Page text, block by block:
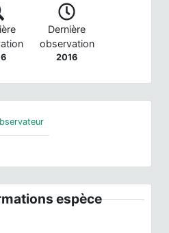
Dernière
observation
2016
espèce